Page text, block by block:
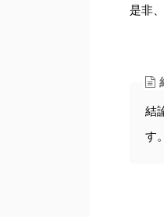
是非
結
す。